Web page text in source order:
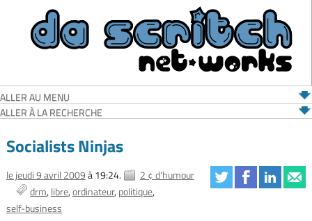
ALLER AU MENU
ALLER À LA RECHERCHE
Socialists Ninjas
le jeudi 9 avril 2009à 19:24.
2 ¢ d'humour
drm libre ordinateur politique
self-business